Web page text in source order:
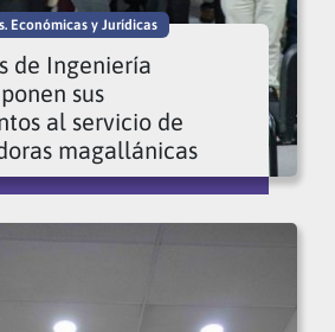
Económicas y Jurídicas
de Ingeniería
sus
al servicio de
magallánicas